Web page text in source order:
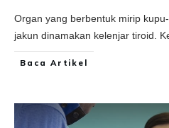
Organ yang berbentuk mirip
jakun dinamakan kelenjar tiroid.
Baca Artikel